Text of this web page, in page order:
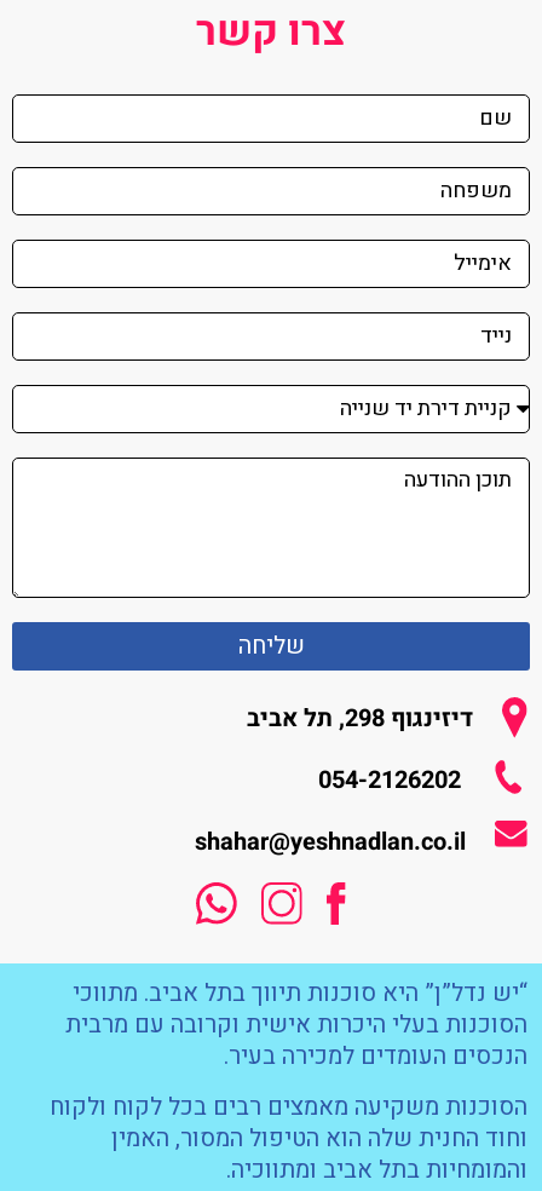
צרו קשר
שליחה
דיזינגוף 298, תל אביב
054-2126202
shahar@yeshnadlan.co.il
“יש נדל”ן” היא סוכנות תיווך בתל אביב. מתווכי
הסוכנות בעלי היכרות אישית וקרובה עם מרבית
הנכסים העומדים למכירה בעיר.
הסוכנות משקיעה מאמצים רבים בכל לקוח ולקוח
וחוד החנית שלה הוא הטיפול המסור, האמין
והמומחיות בתל אביב ומתווכיה.